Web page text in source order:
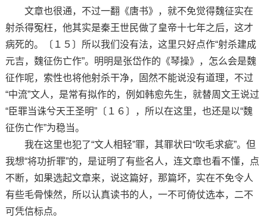
文章也很通，不过一翻《唐书》，就不免觉得魏征实在
射杀得冤枉，他其实是秦王世民做了皇帝十七年之后，这才
病死的。〔１５〕所以我们没有法，这里只好点作“射杀建成
元吉，魏征伤亡作”。明明是张岱作的《琴操》，怎么会是魏
征作呢，索性也将他射杀干净，固然不能说没有道理，不过
“中流”文人，是常有拟作的，例如韩愈先生，就替周文王说过
“臣罪当诛兮天王圣明”〔１６〕，所以在这里，也还是以“魏
征伤亡作”为稳当。
我在这里也犯了“文人相轻”罪，其罪状曰“吹毛求疵”。但
我想“将功折罪”的，是证明了有些名人，连文章也看不懂，点
不断，如果选起文章来，说这篇好，那篇坏，实在不免令人
有些毛骨悚然，所以认真读书的人，一不可倚仗选本，二不
可凭信标点。